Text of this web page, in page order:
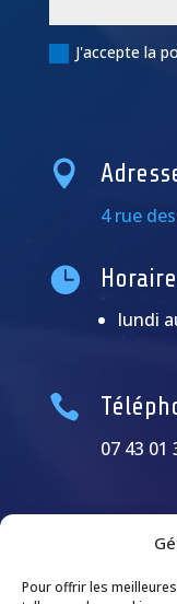
Pour offrir les
J'accepte la

4 rue

lundi

07 43 01